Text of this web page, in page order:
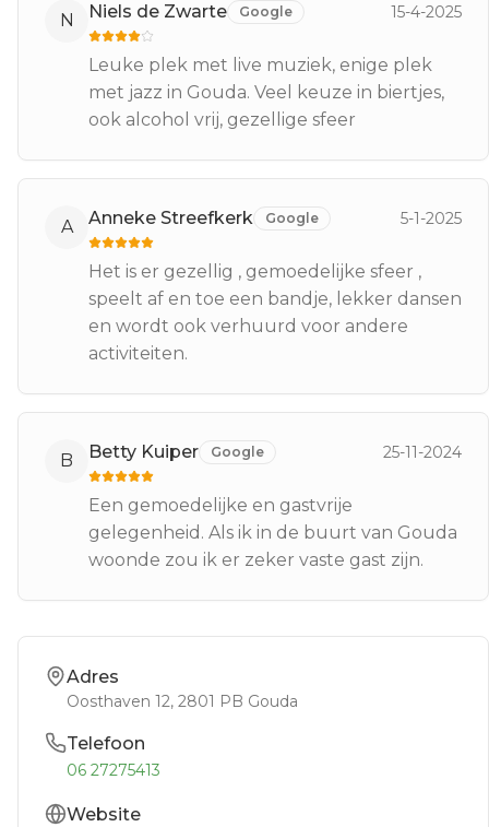
N Niels de Zwarte Google 15-4-2025
Leuke plek met live muziek, enige plek
met jazz in Gouda. Veel keuze in biertjes,
ook alcohol vrij, gezellige sfeer
A Anneke Streefkerk Google 5-1-2025
Het is er gezellig , gemoedelijke sfeer ,
speelt af en toe een bandje, lekker dansen
en wordt ook verhuurd voor andere
activiteiten.
B Betty Kuiper Google 25-11-2024
Een gemoedelijke en gastvrije
gelegenheid. Als ik in de buurt van Gouda
woonde zou ik er zeker vaste gast zijn.
Adres
Oosthaven 12, 2801 PB Gouda
Telefoon
06 27275413
Website